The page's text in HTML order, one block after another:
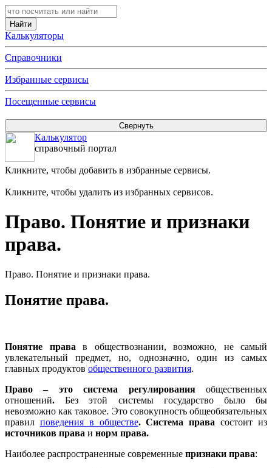
Калькуляторы
Справочники
Избранные сервисы
Посещенные сервисы
Калькулятор
справочный портал
Кликните, чтобы добавить в избранные сервисы.
Кликните, чтобы удалить из избранных сервисов.
Право. Понятие и признаки
права.
Право. Понятие и признаки права.
Понятие права.
Понятие права в обществознании, возможно, не самый
увлекательный предмет, но, однозначно, один из самых
главных продуктов общественного развития.
Право – это система регулирования общественных
отношений. Без этой системы государство было бы
невозможно как таковое. Это совокупность общеобязательных
правил поведения в обществе. Система права состоит из
источников права и норм права.
Наиболее распространенные современные признаки права: